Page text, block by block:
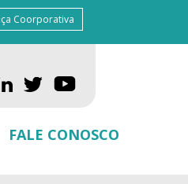
Coorporativa
FALE CONOSCO